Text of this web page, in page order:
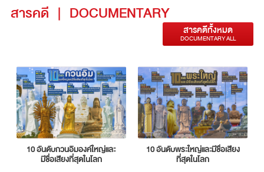
สารคดี | DOCUMENTARY
สารคดีทั้งหมด
DOCUMENTARY ALL
10 อันดับกวนอิมองค์ใหญ่และ
มีชื่อเสียงที่สุดในโลก
10 อันดับพระใหญ่และมีชื่อเสียง
ที่สุดในโลก